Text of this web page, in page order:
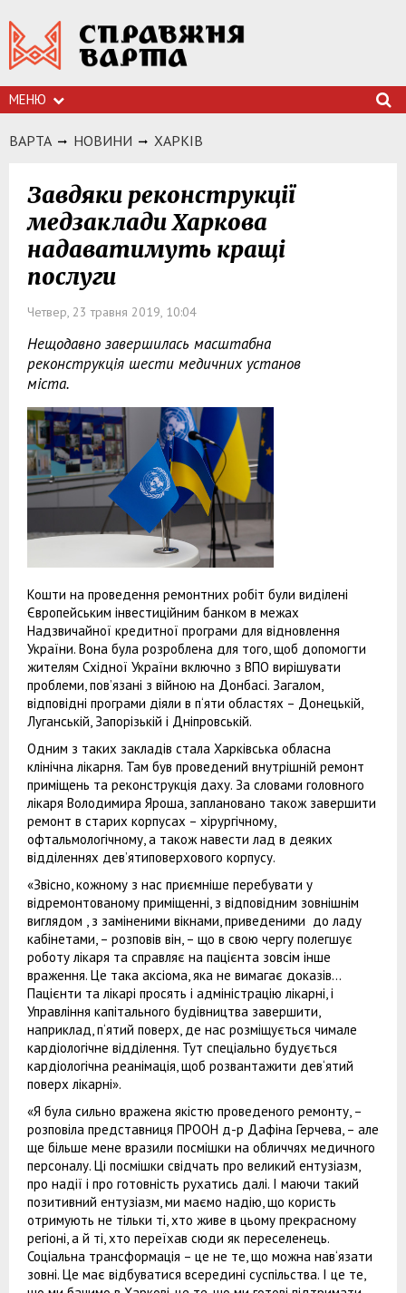
МЕНЮ
ВАРТА НОВИНИ ХАРКIВ
Завдяки реконструкції
медзаклади Харкова
надаватимуть кращі
послуги
Четвер, 23 травня 2019, 10:04
Нещодавно завершилась масштабна
реконструкція шести медичних установ
міста.
Кошти на проведення ремонтних робіт були виділені
Європейським інвестиційним банком в межах
Надзвичайної кредитної програми для відновлення
України. Вона була розроблена для того, щоб допомогти
жителям Східної України включно з ВПО вирішувати
проблеми, пов’язані з війною на Донбасі. Загалом,
відповідні програми діяли в п‘яти областях – Донецькій,
Луганській, Запорізькій і Дніпровській.
Одним з таких закладів стала Харківська обласна
клінічна лікарня. Там був проведений внутрішній ремонт
приміщень та реконструкція даху. За словами головного
лікаря Володимира Яроша, заплановано також завершити
ремонт в старих корпусах – хірургічному,
офтальмологічному, а також навести лад в деяких
відділеннях дев’ятиповерхового корпусу.
«Звісно, кожному з нас приємніше перебувати у
відремонтованому приміщенні, з відповідним зовнішнім
виглядом , з заміненими вікнами, приведеними до ладу
кабінетами, – розповів він, – що в свою чергу полегшує
роботу лікаря та справляє на пацієнта зовсім інше
враження. Це така аксіома, яка не вимагає доказів…
Пацієнти та лікарі просять і адміністрацію лікарні, і
Управління капітального будівництва завершити,
наприклад, п‘ятий поверх, де нас розміщується чимале
кардіологічне відділення. Тут спеціально будується
кардіологічна реанімація, щоб розвантажити дев‘ятий
поверх лікарні».
«Я була сильно вражена якістю проведеного ремонту, –
розповіла представниця ПРООН д-р Дафіна Герчева, – але
ще більше мене вразили посмішки на обличчях медичного
персоналу. Ці посмішки свідчать про великий ентузіазм,
про надії і про готовність рухатись далі. І маючи такий
позитивний ентузіазм, ми маємо надію, що користь
отримують не тільки ті, хто живе в цьому прекрасному
регіоні, а й ті, хто переїхав сюди як переселенець.
Соціальна трансформація – це не те, що можна нав‘язати
зовні. Це має відбуватися всередині суспільства. І це те,